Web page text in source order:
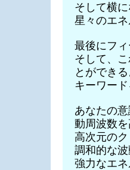
そして横
星々のエ
最後にフ
そして、
とができ
キーワー
あなたの
動周波数
高次元の
調和的な
強力なエ